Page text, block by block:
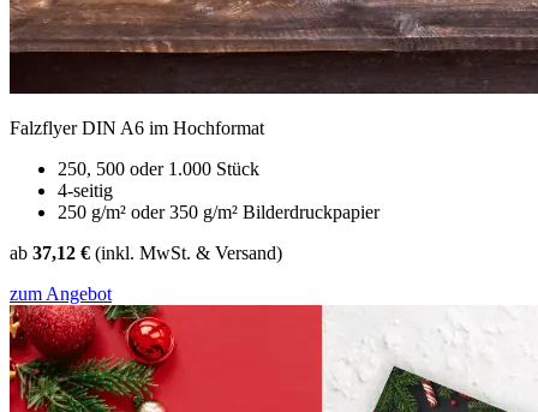
Falzflyer DIN A6 im Hochformat
250, 500 oder 1.000 Stück
4-seitig
250 g/m² oder 350 g/m² Bilderdruckpapier
ab 37,12 € (inkl. MwSt. & Versand)
zum Angebot